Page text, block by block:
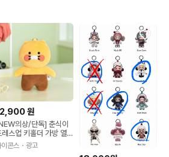
원
의상/단독] 춘식이
레스업 키홀더 가방 열
고리 캐릭터 하와이안
의상 인형 키링
이콘스 ・광고